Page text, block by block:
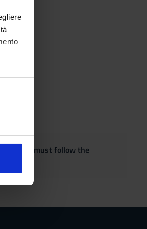
exam, must follow the